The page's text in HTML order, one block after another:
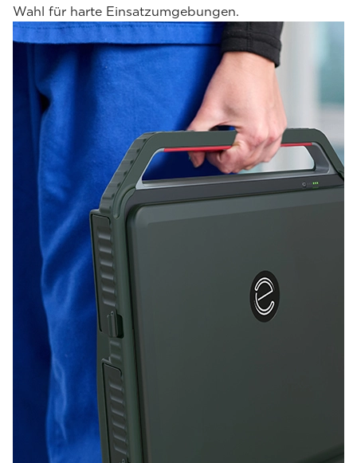
Wahl für harte Einsatzumgebungen.